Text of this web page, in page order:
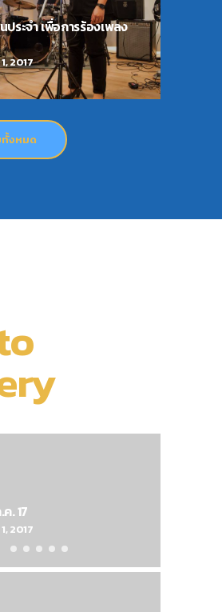
ประจำ เพื่อการร้องเพลง
2017
งหมด
. 17
2017